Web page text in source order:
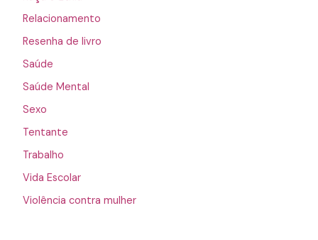
Relacionamento
Resenha de livro
Saúde
Saúde Mental
Sexo
Tentante
Trabalho
Vida Escolar
Violência contra mulher